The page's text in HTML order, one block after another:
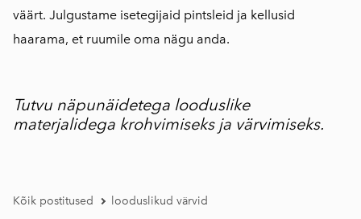
väärt. Julgustame isetegijaid pintsleid ja kellusid
haarama, et ruumile oma nägu anda.
Tutvu näpunäidetega looduslike
materjalidega krohvimiseks ja värvimiseks.
Kõik postitused looduslikud värvid